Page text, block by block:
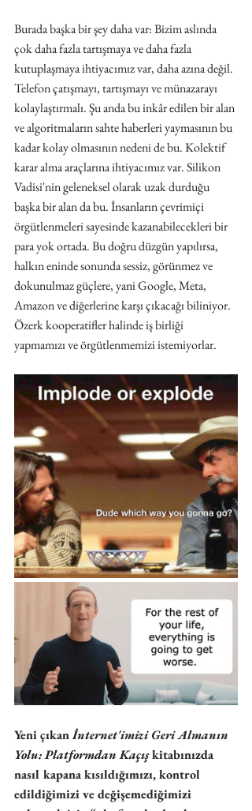
Burada başka bir şey daha var: Bizim aslında
çok daha fazla tartışmaya ve daha fazla
kutuplaşmaya ihtiyacımız var, daha azına değil.
Telefon çatışmayı, tartışmayı ve münazarayı
kolaylaştırmalı. Şu anda bu inkâr edilen bir alan
ve algoritmaların sahte haberleri yaymasının bu
kadar kolay olmasının nedeni de bu. Kolektif
karar alma araçlarına ihtiyacımız var. Silikon
Vadisi'nin geleneksel olarak uzak durduğu
başka bir alan da bu. İnsanların çevrimiçi
örgütlenmeleri sayesinde kazanabilecekleri bir
para yok ortada. Bu doğru düzgün yapılırsa,
halkın eninde sonunda sessiz, görünmez ve
dokunulmaz güçlere, yani Google, Meta,
Amazon ve diğerlerine karşı çıkacağı biliniyor.
Özerk kooperatifler halinde iş birliği
yapmamızı ve örgütlenmemizi istemiyorlar.
Yeni çıkan İnternet'imizi Geri Almanın
Yolu: Platformdan Kaçış kitabınızda
nasıl kapana kısıldığımızı, kontrol
edildiğimizi ve değişemediğimizi